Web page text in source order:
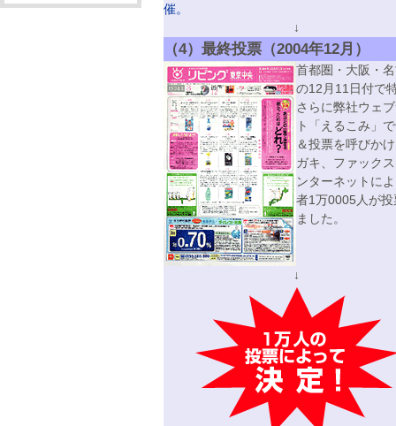
催。
↓
（4）最終投票（2004年12月）
首都圏・大阪・
の12月11日付で
さらに弊社ウェ
ト「えるこみ」
＆投票を呼びか
ガキ、ファック
ンターネットに
者1万0005人が投
ました。
↓